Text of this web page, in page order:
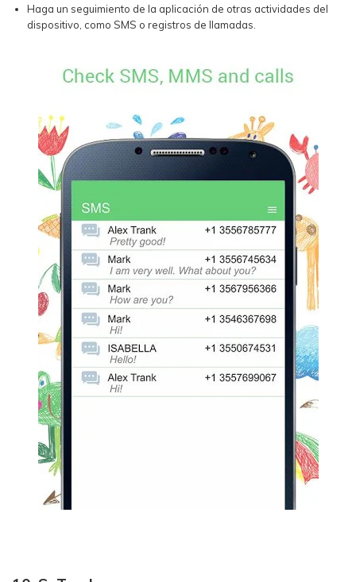
Haga un seguimiento de la aplicación de otras actividades del
dispositivo, como SMS o registros de llamadas.